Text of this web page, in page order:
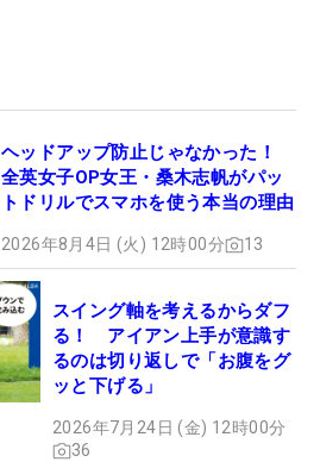
ヘッドアップ防止じゃなかった！
全英女子OP女王・桑木志帆がパッ
トドリルでスマホを使う本当の理由
2026年8月4日 (火) 12時00分 13
スイング軸を考えるからダフ
る！ アイアン上手が意識す
るのは切り返しで「お腹をグ
ッと下げる」
2026年7月24日 (金) 12時00分
36